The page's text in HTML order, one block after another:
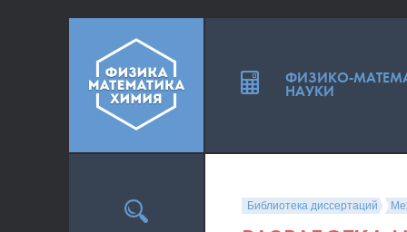
Библиотека диссертаций
ФИЗИКО-
НАУКИ